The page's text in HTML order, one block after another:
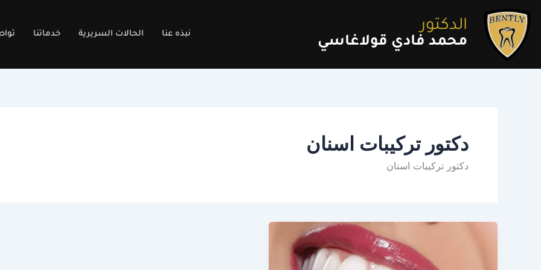
المحتوى
الدكتور
محمد فادي قولاغاسي
نبذه عنا الحالات السريرية خدماتنا
دكتور تركيبات اسنان
دكتور تركيبات اسنان